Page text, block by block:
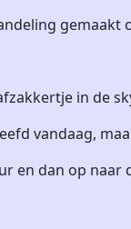
gemaakt
in de
vandaag,
en dan op naar